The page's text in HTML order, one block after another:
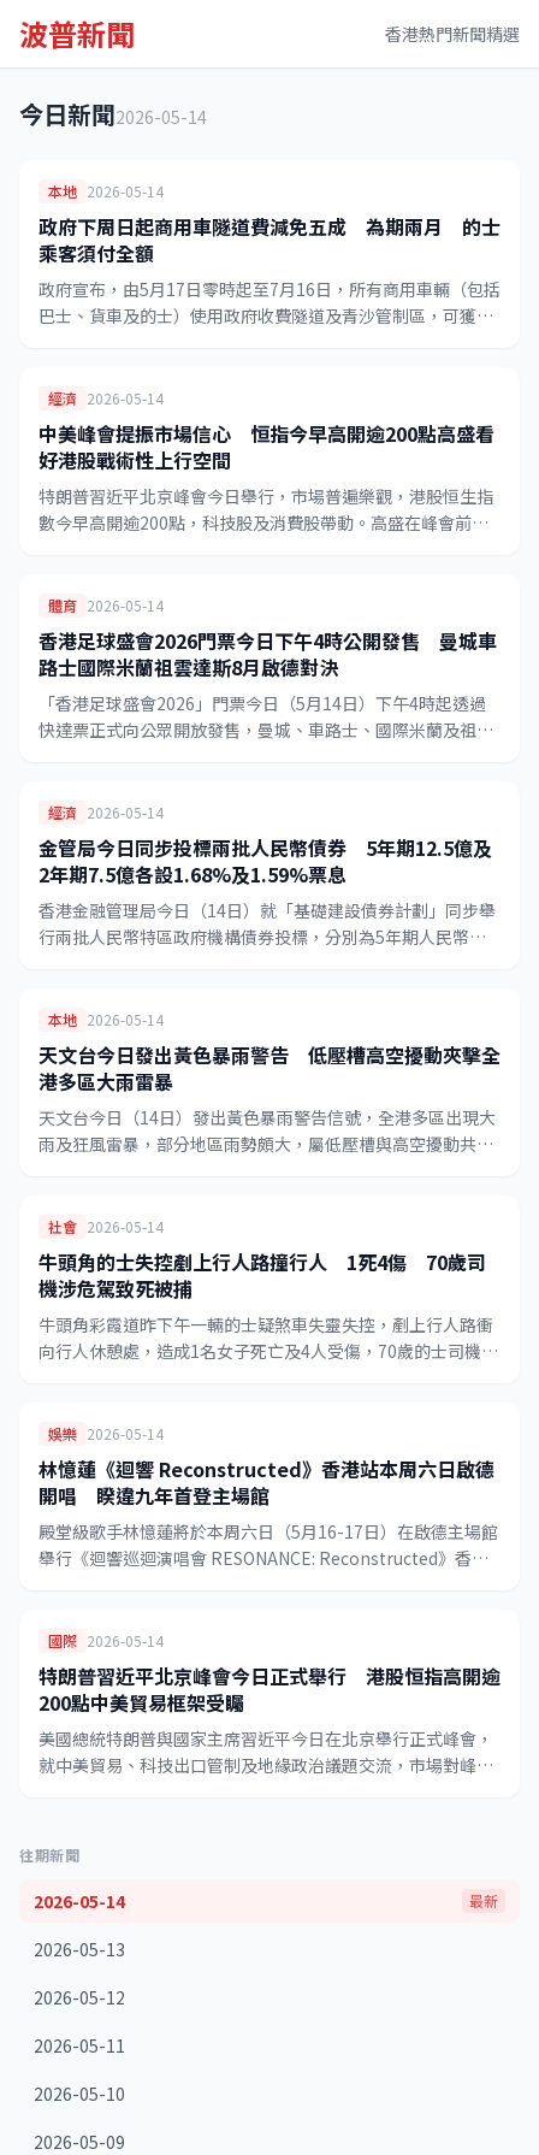
波普新聞 香港熱門新聞精選
今日新聞2026-05-14
本地 2026-05-14
政府下周日起商用車隧道費減免五成 為期兩月 的士
乘客須付全額
政府宣布，由5月17日零時起至7月16日，所有商用車輛（包括
巴士、貨車及的士）使用政府收費隧道及青沙管制區，可獲五
經濟 2026-05-14
中美峰會提振市場信心 恒指今早高開逾200點高盛看
好港股戰術性上行空間
特朗普習近平北京峰會今日舉行，市場普遍樂觀，港股恒生指
數今早高開逾200點，科技股及消費股帶動。高盛在峰會前夕
體育 2026-05-14
香港足球盛會2026門票今日下午4時公開發售 曼城車
路士國際米蘭祖雲達斯8月啟德對決
「香港足球盛會2026」門票今日（5月14日）下午4時起透過
快達票正式向公眾開放發售，曼城、車路士、國際米蘭及祖雲
經濟 2026-05-14
金管局今日同步投標兩批人民幣債券 5年期12.5億及
2年期7.5億各設1.68%及1.59%票息
香港金融管理局今日（14日）就「基礎建設債券計劃」同步舉
行兩批人民幣特區政府機構債券投標，分別為5年期人民幣
本地 2026-05-14
天文台今日發出黃色暴雨警告 低壓槽高空擾動夾擊全
港多區大雨雷暴
天文台今日（14日）發出黃色暴雨警告信號，全港多區出現大
雨及狂風雷暴，部分地區雨勢頗大，屬低壓槽與高空擾動共同
社會 2026-05-14
牛頭角的士失控剷上行人路撞行人 1死4傷 70歲司
機涉危駕致死被捕
牛頭角彩霞道昨下午一輛的士疑煞車失靈失控，剷上行人路衝
向行人休憩處，造成1名女子死亡及4人受傷，70歲的士司機涉
娛樂 2026-05-14
林憶蓮《迴響 Reconstructed》香港站本周六日啟德
開唱 睽違九年首登主場館
殿堂級歌手林憶蓮將於本周六日（5月16-17日）在啟德主場館
舉行《迴響巡迴演唱會 RESONANCE: Reconstructed》香港
國際 2026-05-14
特朗普習近平北京峰會今日正式舉行 港股恒指高開逾
200點中美貿易框架受矚
美國總統特朗普與國家主席習近平今日在北京舉行正式峰會，
就中美貿易、科技出口管制及地緣政治議題交流，市場對峰會
往期新聞
2026-05-14 最新
2026-05-13
2026-05-12
2026-05-11
2026-05-10
2026-05-09